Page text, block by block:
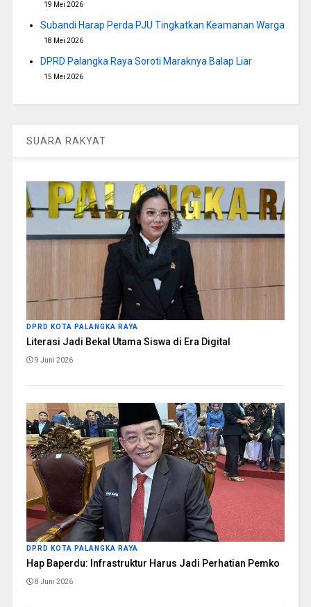
19 Mei 2026
Subandi Harap Perda PJU Tingkatkan Keamanan Warga
18 Mei 2026
DPRD Palangka Raya Soroti Maraknya Balap Liar
15 Mei 2026
SUARA RAKYAT
DPRD KOTA PALANGKA RAYA
Literasi Jadi Bekal Utama Siswa di Era Digital
9 Juni 2026
DPRD KOTA PALANGKA RAYA
Hap Baperdu: Infrastruktur Harus Jadi Perhatian Pemko
8 Juni 2026